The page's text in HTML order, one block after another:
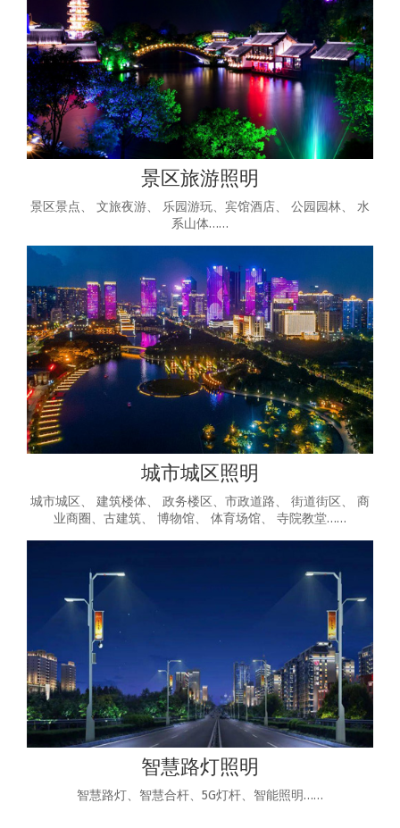
景区旅游照明
景区景点、 文旅夜游、 乐园游玩、宾馆酒店、 公园园林、 水
系山体……
城市城区照明
城市城区、 建筑楼体、 政务楼区、市政道路、 街道街区、 商
业商圈、古建筑、 博物馆、 体育场馆、 寺院教堂……
智慧路灯照明
智慧路灯、智慧合杆、5G灯杆、智能照明……